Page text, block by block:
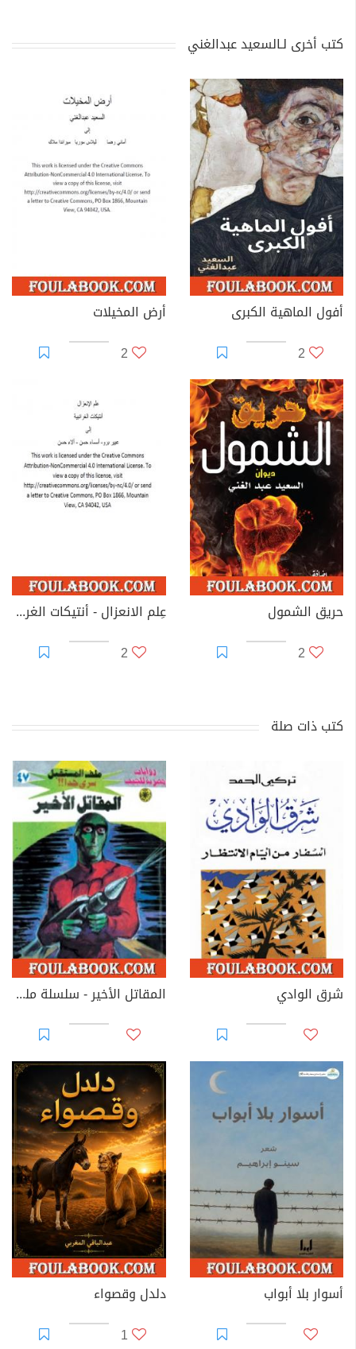
كتب أخرى لـالسعيد عبدالغني
أفول الماهية الكبرى
2
أرض المخيلات
2
حريق الشمول
2
عِلم الانعزال - أنتيكات الغرائبية
2
كتب ذات صلة
شرق الوادي المقاتل الأخير - سلسلة ملف المستقبل
أسوار بلا أبواب
دلدل وقصواء
1